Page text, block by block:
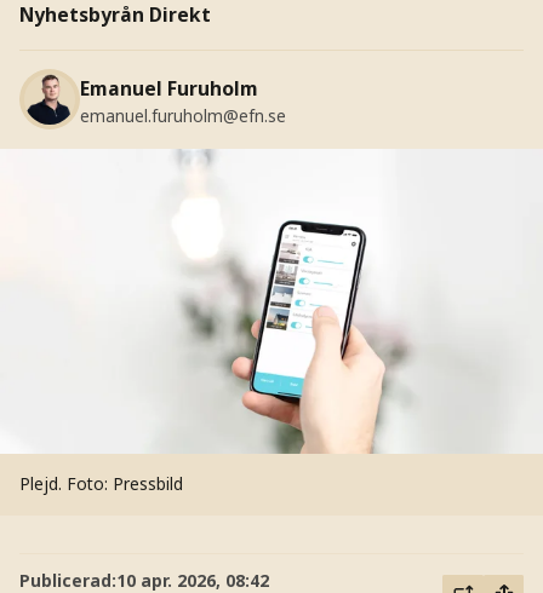
Nyhetsbyrån Direkt
Emanuel Furuholm
emanuel.furuholm@efn.se
Plejd. Foto: Pressbild
Publicerad:10 apr. 2026, 08:42